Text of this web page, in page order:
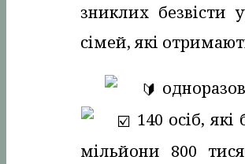
зниклих
сімей, які
140 осіб,
мільйони 800